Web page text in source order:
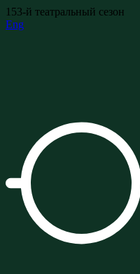
153-й театральный сезон
Eng